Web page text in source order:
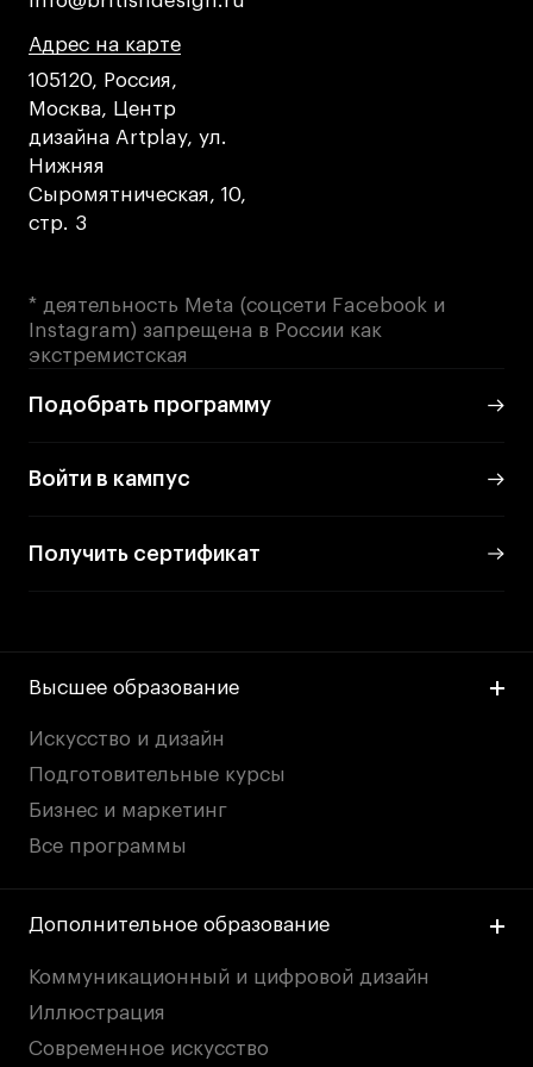
Адрес на карте
Адрес на карте
Адрес на карте
105120, Россия,
Москва, Центр
дизайна Artplay, ул.
Нижняя
Сыромятническая, 10,
стр. 3
* деятельность Meta (соцсети Facebook и
Instagram) запрещена в России как
экстремистская
Подобрать программу
Войти в кампус
Получить сертификат
Высшее образование
Искусство и дизайн
Подготовительные курсы
Бизнес и маркетинг
Все программы
Дополнительное образование
Коммуникационный и цифровой дизайн
Иллюстрация
Современное искусство